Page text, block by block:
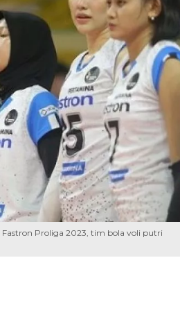
Proliga 2023, tim bola voli putri